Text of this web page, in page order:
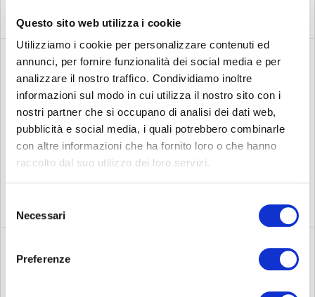
Questo sito web utilizza i cookie
Utilizziamo i cookie per personalizzare contenuti ed
annunci, per fornire funzionalità dei social media e per
analizzare il nostro traffico. Condividiamo inoltre
informazioni sul modo in cui utilizza il nostro sito con i
nostri partner che si occupano di analisi dei dati web,
pubblicità e social media, i quali potrebbero combinarle
con altre informazioni che ha fornito loro o che hanno
raccolto dal suo utilizzo dei loro servizi.
delNecessari
Preferenze
Finance – Junior
Quantitative Analyst –
Proprietary Trading
(Front Office)
SCOPRI